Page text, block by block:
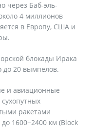
через Баб-эль-
4 миллионов
в Европу, США и
блокады Ирака
до 20 вымпелов.
и авиационные
ракетами
1600−2400 км (Block